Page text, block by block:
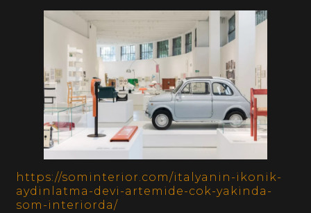
https://sominterior.com/italyanin-ikonik-
aydinlatma-devi-artemide-cok-yakinda-
som-interiorda/